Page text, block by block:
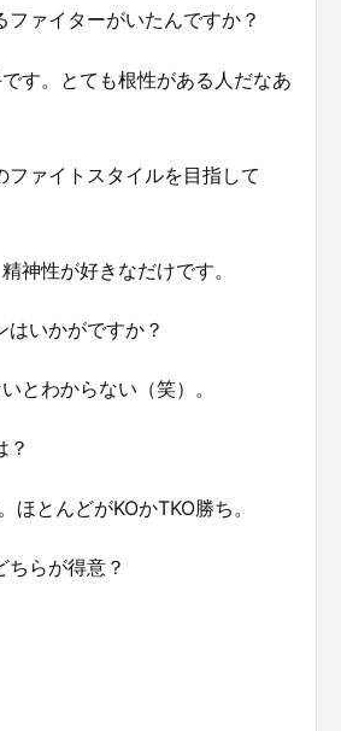
ァイターがいたんですか？
す。とても根性がある人だなあ
ァイトスタイルを目指して
神性が好きなだけです。
いかがですか？
とわからない（笑）。
？
ほとんどがKOかTKO勝ち。
らが得意？